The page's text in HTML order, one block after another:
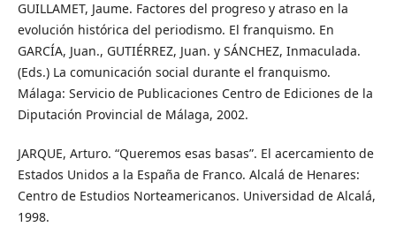
GUILLAMET, Jaume. Factores del progreso y atraso en la
evolución histórica del periodismo. El franquismo. En
GARCÍA, Juan., GUTIÉRREZ, Juan. y SÁNCHEZ, Inmaculada.
(Eds.) La comunicación social durante el franquismo.
Málaga: Servicio de Publicaciones Centro de Ediciones de la
Diputación Provincial de Málaga, 2002.
JARQUE, Arturo. “Queremos esas basas”. El acercamiento de
Estados Unidos a la España de Franco. Alcalá de Henares:
Centro de Estudios Norteamericanos. Universidad de Alcalá,
1998.